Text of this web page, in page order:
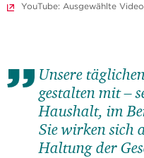
YouTube: Ausgewählte
Unsere
gestalten mit –
Haushalt, im
Sie wirken sich
Haltung der